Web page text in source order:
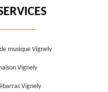
musique Vignely
Vignely
Vignely